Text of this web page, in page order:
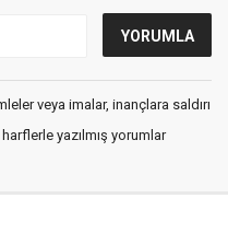
veya imalar, inançlara saldırı
yazılmış yorumlar